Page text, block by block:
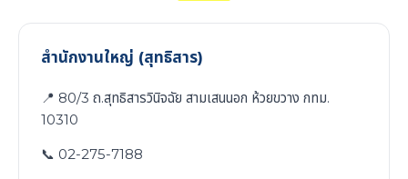
สำนักงานใหญ่ (สุทธิสาร)
📍 80/3 ถ.สุทธิสารวินิจฉัย สามเสนนอก ห้วยขวาง กทม.
10310
📞 02-275-7188